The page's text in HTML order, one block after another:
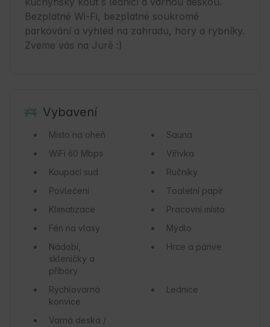
Bezplatné Wi-Fi, bezplatné soukromé
parkování a výhled na zahradu, hory a rybníky.
Zveme vás na Jurě :)
Vybavení
Místo na oheň
Sauna
WiFi 60 Mbps
Vířivka
Koupací sud
Ručníky
Povlečení
Toaletní papír
Klimatizace
Pracovní místo
Fén na vlasy
Mýdlo
Nádobí,
skleničky a
příbory
Hrce a pánve
Rychlovarná
konvice
Lednice
Varná deska /